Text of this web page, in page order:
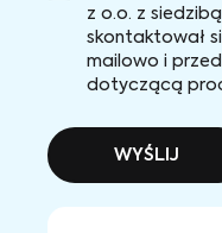
z o.o. z
skontaktował
mailowo i
dotyczącą
WYŚLIJ